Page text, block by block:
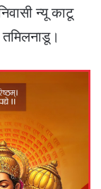
न्यू काटू
तमिलनाडू।